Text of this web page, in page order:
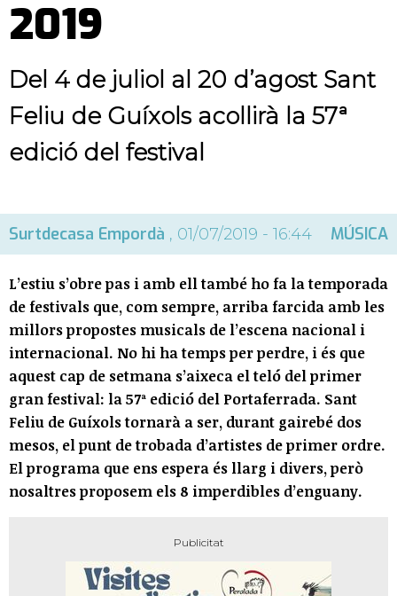
2019
Del 4 de juliol al 20 d’agost Sant
Feliu de Guíxols acollirà la 57ª
edició del festival
Surtdecasa Empordà , 01/07/2019 - 16:44 MÚSICA
L’estiu s’obre pas i amb ell també ho fa la temporada
de festivals que, com sempre, arriba farcida amb les
millors propostes musicals de l’escena nacional i
internacional. No hi ha temps per perdre, i és que
aquest cap de setmana s’aixeca el teló del primer
gran festival: la 57ª edició del Portaferrada. Sant
Feliu de Guíxols tornarà a ser, durant gairebé dos
mesos, el punt de trobada d’artistes de primer ordre.
El programa que ens espera és llarg i divers, però
nosaltres proposem els 8 imperdibles d’enguany.